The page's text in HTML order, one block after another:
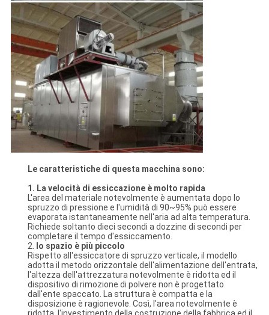
Le caratteristiche di questa macchina sono:
1. La velocità di essiccazione è molto rapida
L'area del materiale notevolmente è aumentata dopo lo
spruzzo di pressione e l'umidità di 90~95% può essere
evaporata istantaneamente nell'aria ad alta temperatura.
Richiede soltanto dieci secondi a dozzine di secondi per
completare il tempo d'essiccamento.
2.
lo spazio è più piccolo
Rispetto all'essiccatore di spruzzo verticale, il modello
adotta il metodo orizzontale dell'alimentazione dell'entrata,
l'altezza dell'attrezzatura notevolmente è ridotta ed il
dispositivo di rimozione di polvere non è progettato
dall'ente spaccato. La struttura è compatta e la
disposizione è ragionevole. Così, l'area notevolmente è